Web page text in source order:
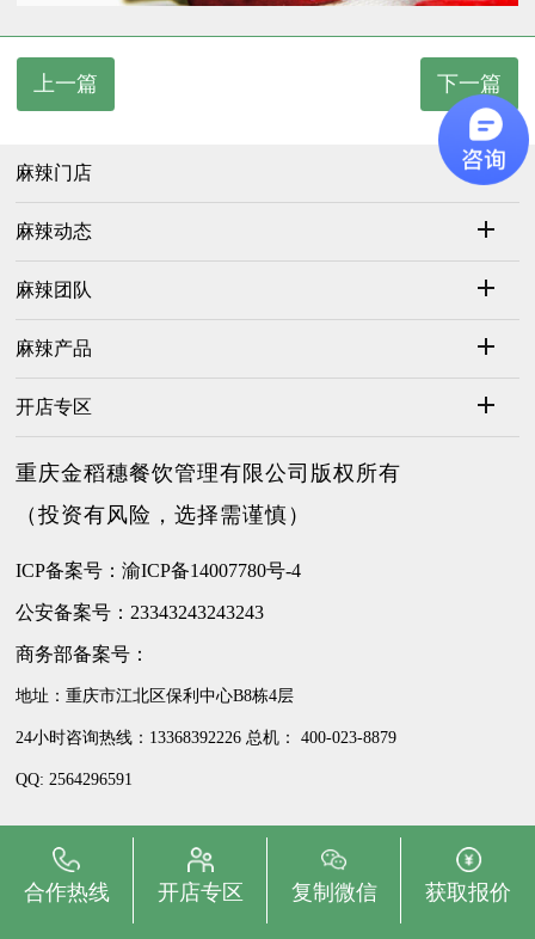
合作热线 开店专区 复制微信 获取报价
下一篇
上一篇
麻辣门店
麻辣动态
麻辣团队
麻辣产品
开店专区
重庆金稻穗餐饮管理有限公司版权所有
（投资有风险，选择需谨慎）
ICP备案号：渝ICP备14007780号-4
公安备案号：23343243243243
商务部备案号：
地址：重庆市江北区保利中心B8栋4层
24小时咨询热线： 13368392226 总机：400-023-8879
QQ: 2564296591